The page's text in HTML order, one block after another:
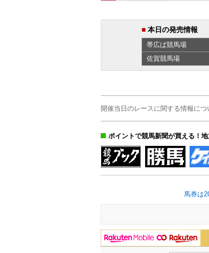
■ 本日の発売情報
帯広ば競馬場
佐賀競馬場
開催当日のレースに関する情報に
ポイントで競馬新聞が買える！
馬券は